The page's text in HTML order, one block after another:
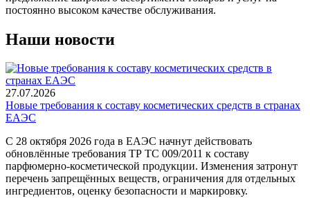
постоянно высоком качестве обслуживания.
Наши новости
27.07.2026
Новые требования к составу косметических средств в странах
ЕАЭС
С 28 октября 2026 года в ЕАЭС начнут действовать
обновлённые требования ТР ТС 009/2011 к составу
парфюмерно-косметической продукции. Изменения затронут
перечень запрещённых веществ, ограничения для отдельных
ингредиентов, оценку безопасности и маркировку.